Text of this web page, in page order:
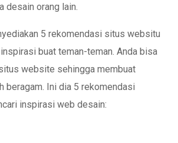
desain orang lain.
5 rekomendasi situs websitu
buat teman-teman. Anda bisa
website sehingga membuat
beragam. Ini dia 5 rekomendasi
inspirasi web desain: